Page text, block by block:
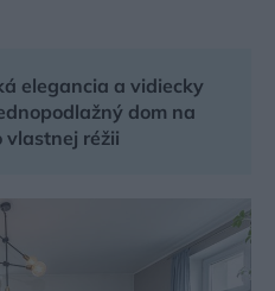
elegancia a vidiecky
dom na
vlastnej réžii